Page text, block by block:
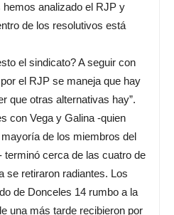
analizado el RJP y
de los resolutivos está
el sindicato? A seguir con
el RJP se maneja que hay
que otras alternativas hay”.
con Vega y Galina -quien
de los miembros del
cerca de las cuatro de
se retiraron radiantes. Los
de Donceles 14 rumbo a la
una más tarde recibieron por